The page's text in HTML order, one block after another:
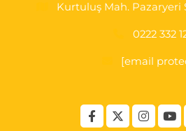
Kurtuluş Mah. Pazaryeri
0222 332
[email